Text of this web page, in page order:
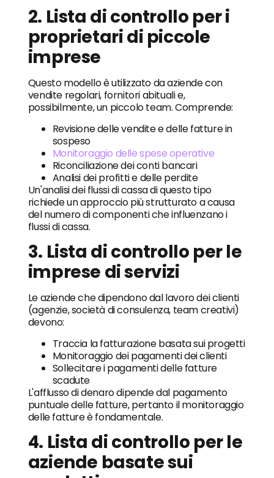
2. Lista di controllo per i
proprietari di piccole
imprese
Questo modello è utilizzato da aziende con
vendite regolari, fornitori abituali e,
possibilmente, un piccolo team. Comprende:
Revisione delle vendite e delle fatture in
sospeso
Monitoraggio delle spese operative
Riconciliazione dei conti bancari
Analisi dei profitti e delle perdite
Un'analisi dei flussi di cassa di questo tipo
richiede un approccio più strutturato a causa
del numero di componenti che influenzano i
flussi di cassa.
3. Lista di controllo per le
imprese di servizi
Le aziende che dipendono dal lavoro dei clienti
(agenzie, società di consulenza, team creativi)
devono:
Traccia la fatturazione basata sui progetti
Monitoraggio dei pagamenti dei clienti
Sollecitare i pagamenti delle fatture
scadute
L'afflusso di denaro dipende dal pagamento
puntuale delle fatture, pertanto il monitoraggio
delle fatture è fondamentale.
4. Lista di controllo per le
aziende basate sui